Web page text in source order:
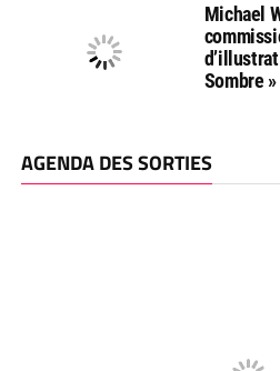
Michael
Sombre »
AGENDA DES SORTIES